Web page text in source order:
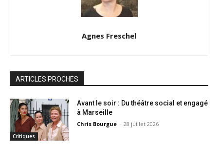
Agnes Freschel
ARTICLES PROCHES
Critiques
Avant le soir : Du théâtre social et engagé
à Marseille
Chris Bourgue - 28 juillet 2026